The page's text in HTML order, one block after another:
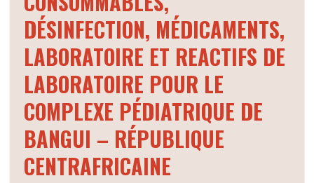
DÉSINFECTION, MÉDICAMENTS,
LABORATOIRE ET REACTIFS DE
LABORATOIRE POUR LE
COMPLEXE PÉDIATRIQUE DE
BANGUI – RÉPUBLIQUE
CENTRAFRICAINE